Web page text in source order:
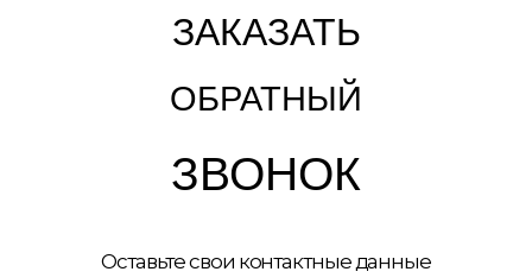
ЗАКАЗАТЬ
ОБРАТНЫЙ
ЗВОНОК
Оставьте свои контактные данные